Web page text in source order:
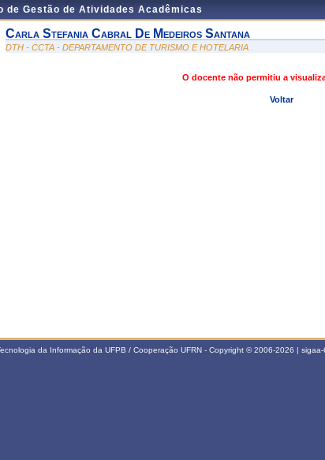
de Gestão de Atividades Acadêmicas
Carla Stefania Cabral De Medeiros Santana
DTH - CCTA - DEPARTAMENTO DE TURISMO E HOTELARIA
O docente não permitiu a
Voltar
da Informação da UFPB / Cooperação UFRN - Copyright © 2006-2026 |